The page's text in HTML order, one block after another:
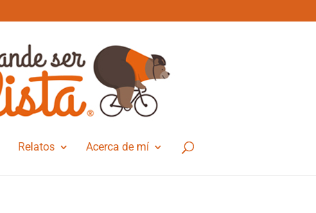
Relatos Acerca de mí